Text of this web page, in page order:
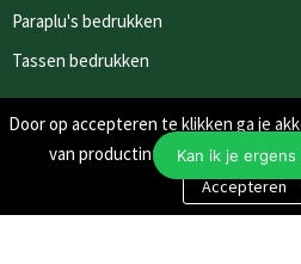
Paraplu's bedrukken
Tassen bedrukken
Nieuwsbrieven
Schrijf je in voor onze nieuwsbrief
onze leuke aanbiedingen of
Door op accepteren te klikken ga je
van productinformatie zoals op